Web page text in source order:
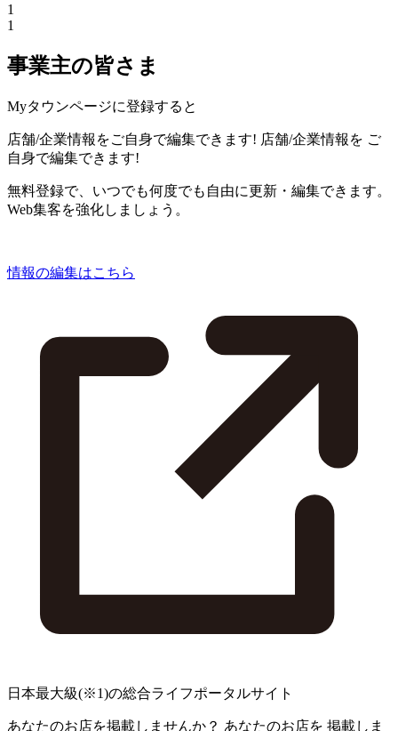
1
1
事業主の皆さま
Myタウンページに登録すると
店舗/企業情報をご自身で編集できます! 店舗/企業情報を ご
自身で編集できます!
無料登録で、いつでも何度でも自由に更新・編集できます。
Web集客を強化しましょう。
情報の編集はこちら
日本最大級(※1)の総合ライフポータルサイト
あなたのお店を掲載しませんか？ あなたのお店を 掲載しま